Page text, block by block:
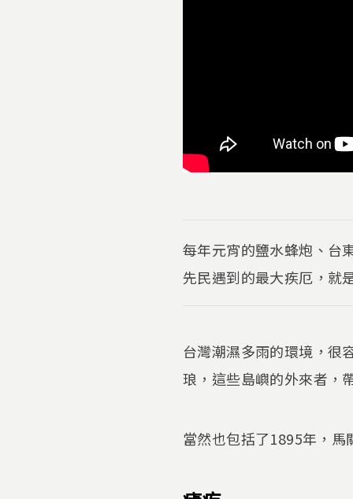
每年元宵的鹽水蜂炮、台
先民遇到的最大疾厄，就
台灣潮濕多雨的環境，很
琅，這些島嶼的外來者，
當然也包括了1895年，